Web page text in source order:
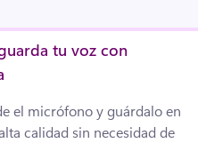
tu voz con
el micrófono y guárdalo en
calidad sin necesidad de